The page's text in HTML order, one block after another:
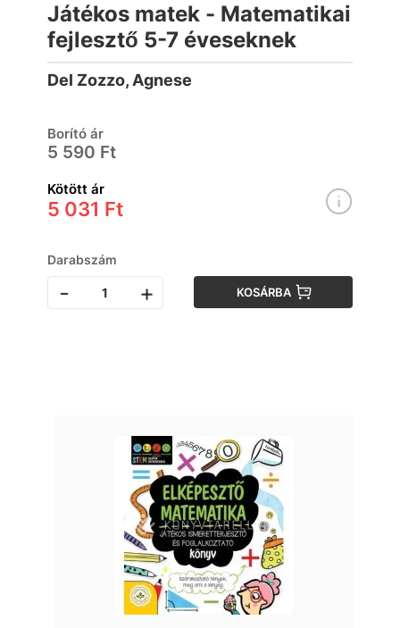
Játékos matek - Matematikai
fejlesztő 5-7 éveseknek
Del Zozzo, Agnese
Borító ár
5 590 Ft
Kötött ár
5 031 Ft
Darabszám
- + KOSÁRBA